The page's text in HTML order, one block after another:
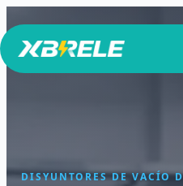
Saltar
al
contenido
DISYUNTORES DE VACÍO